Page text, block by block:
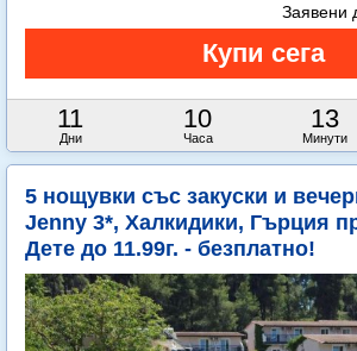
11
Дни
10
Часа
13
Минути
Заявени
5 нощувки със закуски и
Jenny 3*, Халкидики, Гърция
Дете до 11.99г. - безплатно!